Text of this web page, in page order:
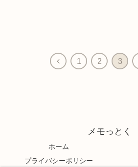
1 2 3
メモっとく
ホーム
プライバシーポリシー